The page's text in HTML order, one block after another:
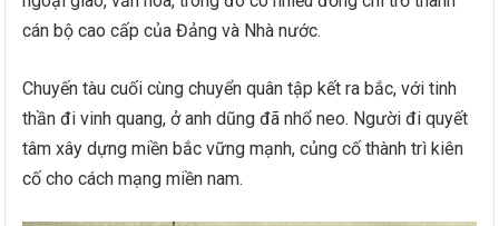
cán bộ cao cấp của Đảng và Nhà nước.
Chuyến tàu cuối cùng chuyển quân tập kết ra bắc, với tinh
thần đi vinh quang, ở anh dũng đã nhổ neo. Người đi quyết
tâm xây dựng miền bắc vững mạnh, củng cố thành trì kiên
cố cho cách mạng miền nam.